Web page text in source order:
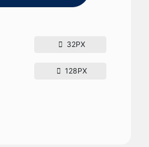
32PX
128PX